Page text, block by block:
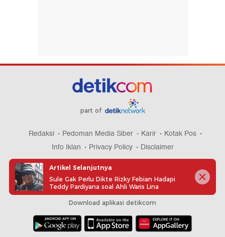
part of
Redaksi Pedoman Media Siber Karir
Kotak Pos
Info Iklan
Privacy Policy Disclaimer
Download aplikasi detikcom
Artikel Selanjutnya
Sule Gak Perlu Dikte Rizky Febian Hadapi
Teddy Pardiyana soal Ahli Waris Lina